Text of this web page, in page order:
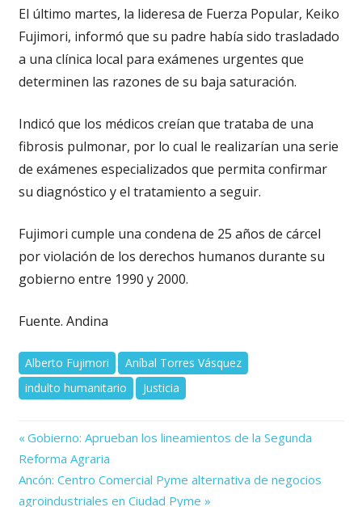
El último martes, la lideresa de Fuerza Popular, Keiko
Fujimori, informó que su padre había sido trasladado
a una clínica local para exámenes urgentes que
determinen las razones de su baja saturación.
Indicó que los médicos creían que trataba de una
fibrosis pulmonar, por lo cual le realizarían una serie
de exámenes especializados que permita confirmar
su diagnóstico y el tratamiento a seguir.
Fujimori cumple una condena de 25 años de cárcel
por violación de los derechos humanos durante su
gobierno entre 1990 y 2000.
Fuente. Andina
Alberto Fujimori
Aníbal Torres Vásquez
indulto humanitario
Justicia
Navegación
de
Previous
Post:
Gobierno: Aprueban los lineamientos de la Segunda
Reforma Agraria
Next
Post:
Ancón: Centro Comercial Pyme alternativa de negocios
agroindustriales en Ciudad Pyme